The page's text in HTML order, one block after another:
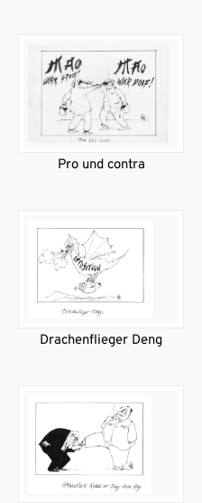
Pro und contra
Drachenflieger Deng